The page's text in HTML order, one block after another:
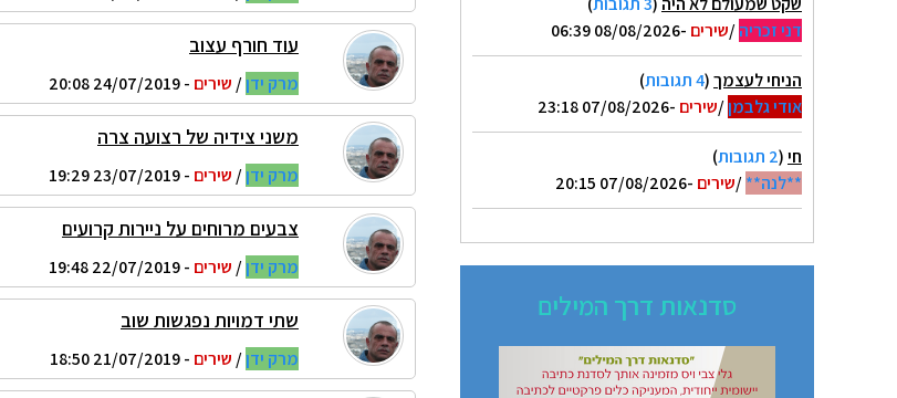
דני זכריה/שירים -08/08/2026 06:39
הניחי לעצמך(4 תגובות
)
אודי גלבמן/שירים -07/08/2026 23:18
חי(2 תגובות
)
**לנה**/שירים -07/08/2026 20:15
סדנאות דרך המילים
עוד חורף עצוב
מרק ידן/שירים - 24/07/2019 20:08
משני צידיה של רצועה צרה
מרק ידן/שירים - 23/07/2019 19:29
צבעים מרוחים על ניירות קרועים
מרק ידן/שירים - 22/07/2019 19:48
שתי דמויות נפגשות שוב
מרק ידן/שירים - 21/07/2019 18:50